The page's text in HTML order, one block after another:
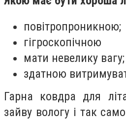
повітропроникною;
гігроскопічною
мати невелику вагу;
здатною
Гарна ковдра для
зайву вологу і так